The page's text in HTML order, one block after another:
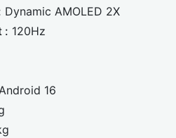
Dynamic AMOLED 2X
: 120Hz
16